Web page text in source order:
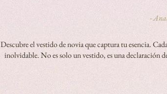
Descubre el vestido de novia que captura tu esencia.
inolvidable. No es solo un vestido, es una declaración
-